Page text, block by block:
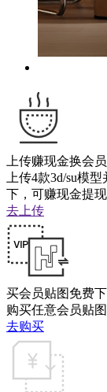
上传赚现金换会员
上传4款3d/su模
下，可赚现金提现
去上传
买会员贴图免费下
购买任意会员贴
去购买